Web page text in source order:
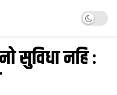
सुविधा नहि :